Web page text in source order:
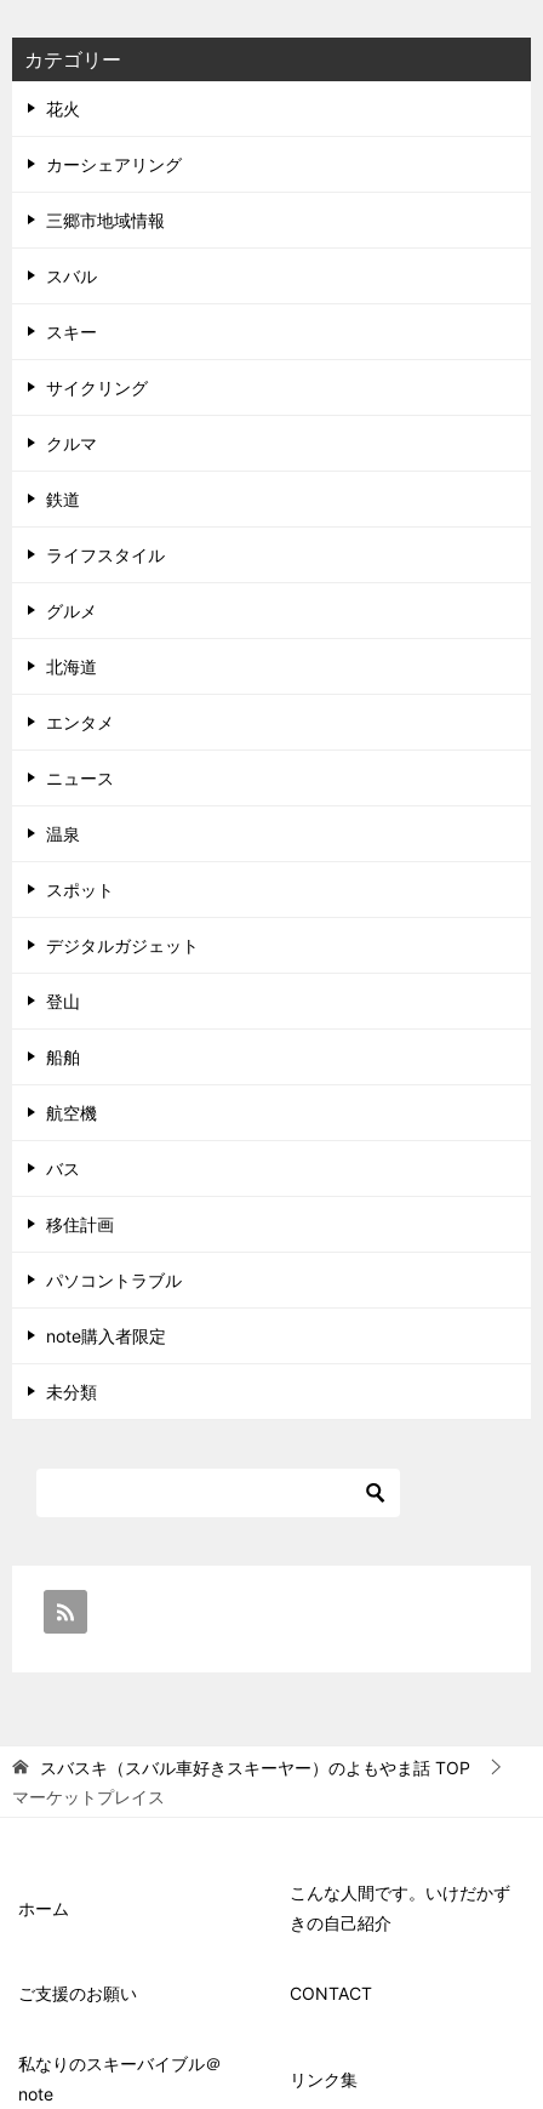
カテゴリー
花火
カーシェアリング
三郷市地域情報
スバル
スキー
サイクリング
クルマ
鉄道
ライフスタイル
グルメ
北海道
エンタメ
ニュース
温泉
スポット
デジタルガジェット
登山
船舶
航空機
バス
移住計画
パソコントラブル
note購入者限定
未分類
スバスキ（スバル車好きスキーヤー）のよもやま話 TOP
マーケットプレイス
ホーム
こんな人間です。いけだかず
きの自己紹介
ご支援のお願い CONTACT
私なりのスキーバイブル＠
note
リンク集